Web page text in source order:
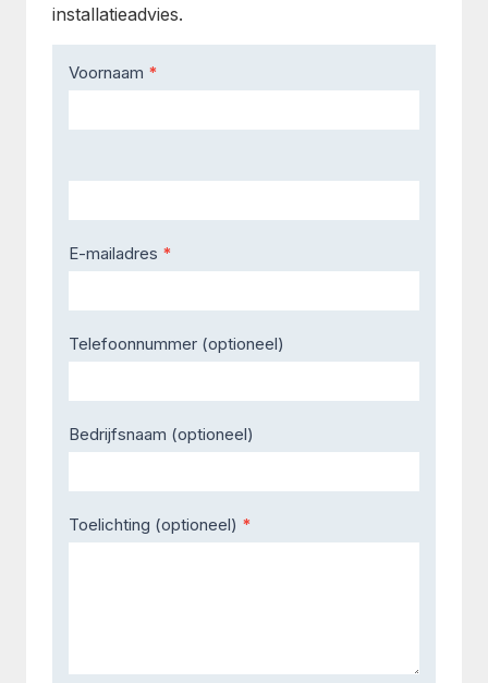
installatieadvies.
Contact
Us
Voornaam *
E-mailadres *
Telefoonnummer (optioneel)
Bedrijfsnaam (optioneel)
Toelichting (optioneel) *